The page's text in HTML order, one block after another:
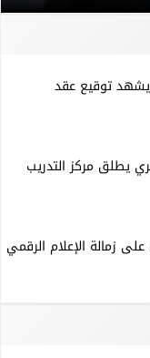
يشهد توقيع عقد
يطلق مركز التدريب
زمالة الإعلام الرقمي